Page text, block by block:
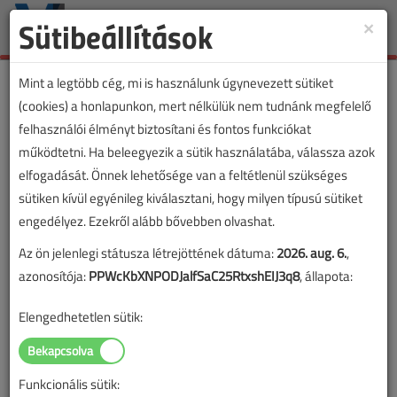
Toggle
×
Sütibeállítások
Mint a legtöbb cég, mi is használunk úgynevezett sütiket
(cookies) a honlapunkon, mert nélkülük nem tudnánk megfelelő
felhasználói élményt biztosítani és fontos funkciókat
működtetni. Ha beleegyezik a sütik használatába, válassza azok
elfogadását. Önnek lehetősége van a feltétlenül szükséges
sütiken kívül egyénileg kiválasztani, hogy milyen típusú sütiket
engedélyez. Ezekről alább bővebben olvashat.
Az ön jelenlegi státusza létrejöttének dátuma:2026. aug. 6.,
azonosítója:PPWcKbXNPODJalfSaC25RtxshEIJ3q8, állapota:
Elengedhetetlen sütik:
Funkcionális sütik: